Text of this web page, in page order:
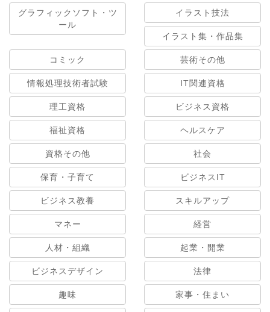
グラフィックソフト・ツ
ール
イラスト技法
イラスト集・作品集
コミック 芸術その他
情報処理技術者試験 IT関連資格
理工資格 ビジネス資格
福祉資格 ヘルスケア
資格その他 社会
保育・子育て ビジネスIT
ビジネス教養 スキルアップ
マネー 経営
人材・組織 起業・開業
ビジネスデザイン 法律
趣味 家事・住まい